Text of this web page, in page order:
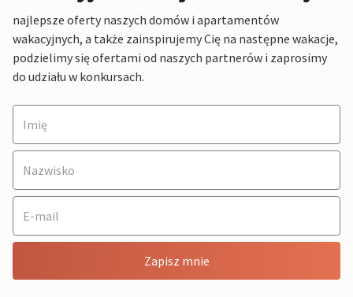
najlepsze oferty naszych domów i apartamentów
wakacyjnych, a także zainspirujemy Cię na następne wakacje,
podzielimy się ofertami od naszych partnerów i zaprosimy
do udziału w konkursach.
Zapisz mnie